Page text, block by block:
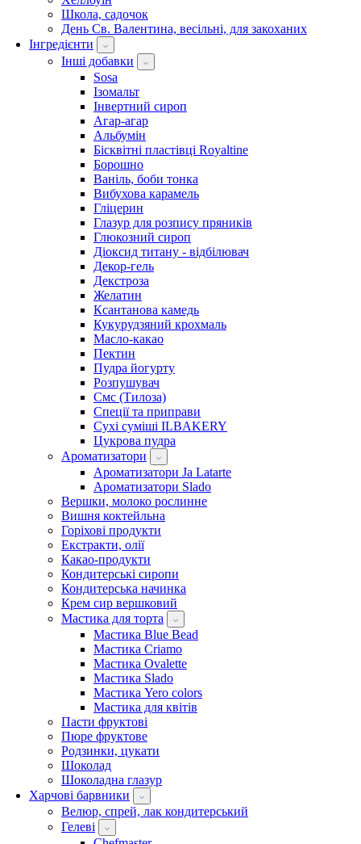
Школа, садочок
День Св. Валентина, весільні, для закоханих
Інгредієнти
Інші добавки
Sosa
Ізомальт
Інвертний сироп
Агар-агар
Альбумін
Бісквітні пластівці Royaltine
Борошно
Ваніль, боби тонка
Вибухова карамель
Гліцерин
Глазур для розпису пряників
Глюкозний сироп
Діоксид титану - відбілювач
Декор-гель
Декстроза
Желатин
Ксантанова камедь
Кукурудзяний крохмаль
Масло-какао
Пектин
Пудра йогурту
Розпушувач
Смс (Тилоза)
Спеції та приправи
Сухі суміші ILBAKERY
Цукрова пудра
Ароматизатори
Ароматизатори Ja Latarte
Ароматизатори Slado
Вершки, молоко рослинне
Вишня коктейльна
Горіхові продукти
Екстракти, олії
Какао-продукти
Кондитерські сиропи
Кондитерська начинка
Крем сир вершковий
Мастика для торта
Мастика Blue Bead
Мастика Criamo
Мастика Ovalette
Мастика Slado
Мастика Yero colors
Мастика для квітів
Пасти фруктові
Пюре фруктове
Родзинки, цукати
Шоколад
Шоколадна глазур
Харчові барвники
Велюр, спрей, лак кондитерський
Гелеві